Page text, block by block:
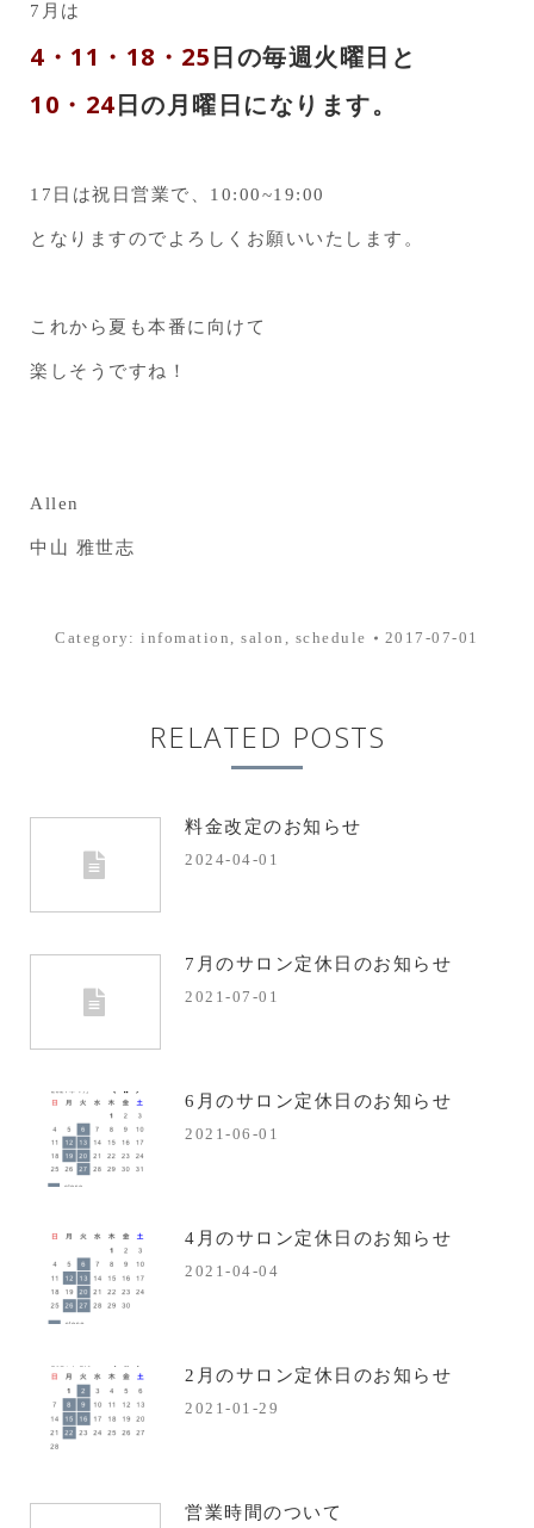
7月は
4・11・18・25日の毎週火曜日と
10・24日の月曜日になります。
17日は祝日営業で、10:00~19:00
となりますのでよろしくお願いいたします。
これから夏も本番に向けて
楽しそうですね！
Allen
中山 雅世志
Category:infomation ,salon , schedule 2017-07-01
RELATED POSTS
料金改定のお知らせ
2024-04-01
7月のサロン定休日のお知らせ
2021-07-01
6月のサロン定休日のお知らせ
2021-06-01
4月のサロン定休日のお知らせ
2021-04-04
2月のサロン定休日のお知らせ
2021-01-29
営業時間のついて